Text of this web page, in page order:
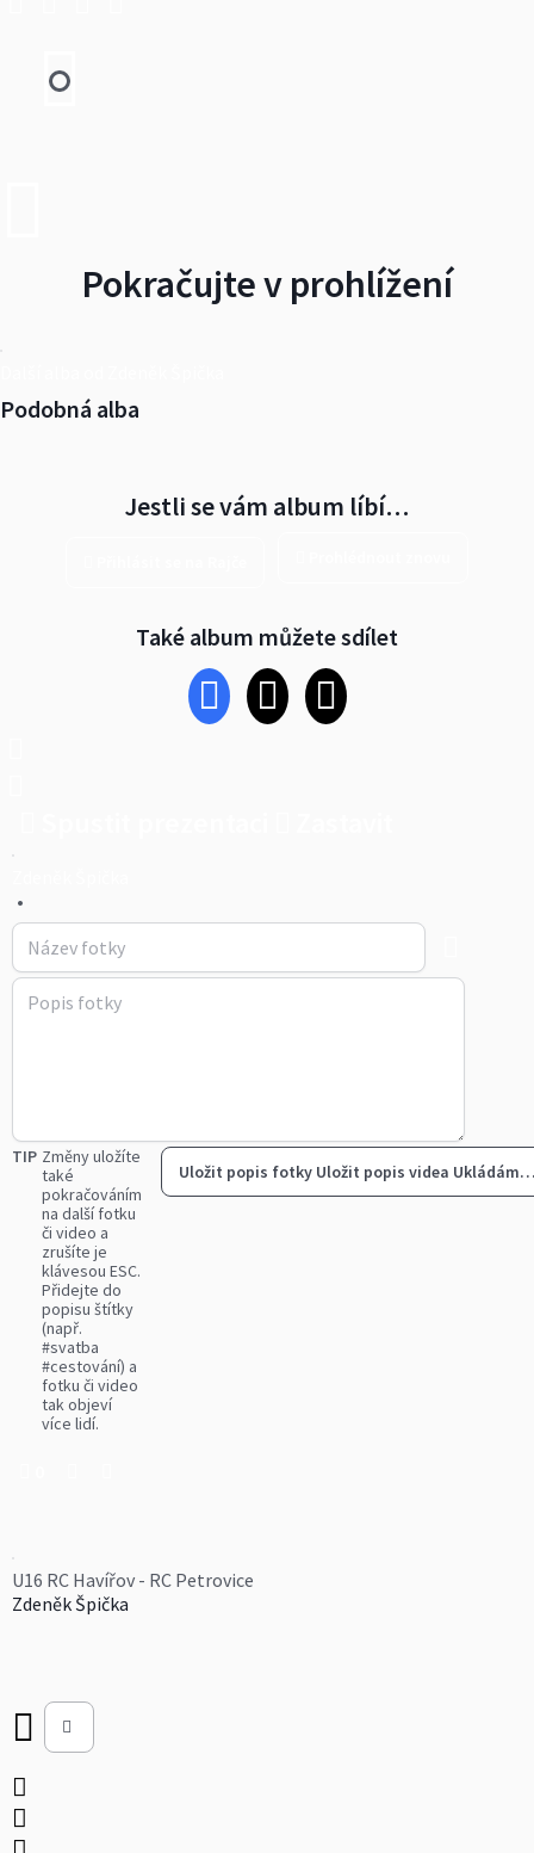
Pokračujte v prohlížení
Podobná alba
Jestli se vám album líbí…
Také album můžete sdílet
•
TIP Změny uložíte
také
pokračováním
na další fotku
či video a
zrušíte je
klávesou ESC.
Přidejte do
popisu štítky
(např.
#svatba
#cestování) a
fotku či video
tak objeví
více lidí.
Uložit popis fotky Uložit popis videa
U16 RC Havířov - RC Petrovice
Zdeněk Špička